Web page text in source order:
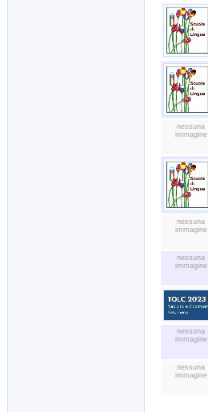
nessuna
immagine
nessuna
immagine
nessuna
immagine
nessuna
immagine
nessuna
immagine